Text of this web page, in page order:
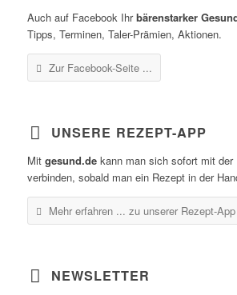
Auch auf Facebook Ihrbärenstarker
Tipps, Terminen, Taler-Prämien, Aktionen.
Zur Facebook-Seite ...
UNSERE REZEPT-APP
Mit gesund.dekann man sich sofort mit der
verbinden, sobald man ein Rezept in der
Mehr erfahren ... zu unserer Rezept-App
NEWSLETTER